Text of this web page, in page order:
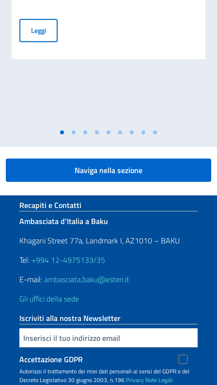
LeggiBusiness Insights from Italy – A letter to international
Naviga nella sezione
Sezione footer
Recapiti e Contatti
Ambasciata d’Italia a Baku
Khagani Street 77a, Landmark I, AZ1010 – BAKU
Tel: +994 12-4975133/35
E-mail:ambasciata.baku@esteri.it
Gli uffici della sede
Iscriviti alla nostra Newsletter
Inserisci la tua email
Accettazione GDPR
Autorizzo il trattamento dei miei dati personali ai sensi del GDPR e del
Decreto Legislativo 30 giugno 2003, n.196 Privacy Note Legali